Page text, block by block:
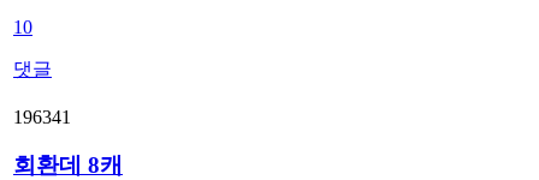
10
댓글
196341
회환데 8캐